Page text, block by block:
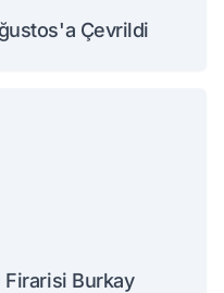
Çevrildi
Firarisi Burkay